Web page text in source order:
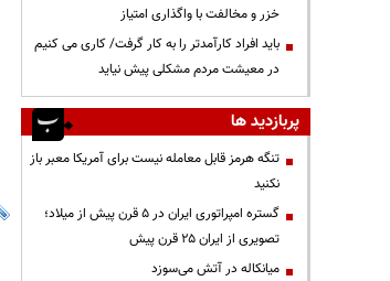
خزر و مخالفت با واگذاری امتیاز
باید افراد کارآمدتر را به کار گرفت/ کاری می کنیم
در معیشت مردم مشکلی پیش نیاید
پربازدید ها
تنگه هرمز قابل معامله نیست برای آمریکا معبر باز
نکنید
گستره امپراتوری ایران در ۵ قرن پیش از میلاد؛
تصویری از ایران ۲۵ قرن پیش
میانکاله در آتش می‌سوزد